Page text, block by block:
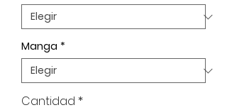
Manga *
Cantidad *